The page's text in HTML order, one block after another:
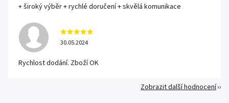
+ široký výběr + rychlé doručení + skvělá komunikace
30.05.2024
Rychlost dodání. Zboží OK
Zobrazit další hodnocení